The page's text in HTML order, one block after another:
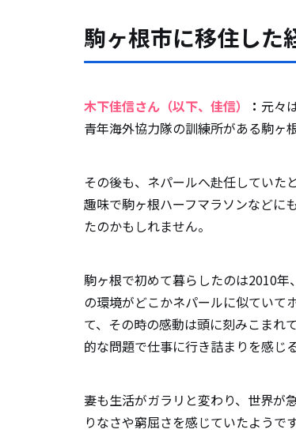
駒ヶ根市に移住した
木下佳信さん（以下、佳信） ： 元々
青年海外協力隊の訓練所がある駒ヶ
その後も、ネパールへ赴任していた
趣味で駒ヶ根ハーフマラソンなどに
たのかもしれません。
駒ヶ根で初めて暮らしたのは2010
の環境がどこかネパールに似ていて
て、その時の感動は頭に刻みこまれ
的な問題で仕事に行き詰まりを感じ
妻も生活がガラリと変わり、世界が
りなさや窮屈さを感じていたようで